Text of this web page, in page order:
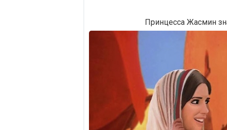
Принцесса Жасмин